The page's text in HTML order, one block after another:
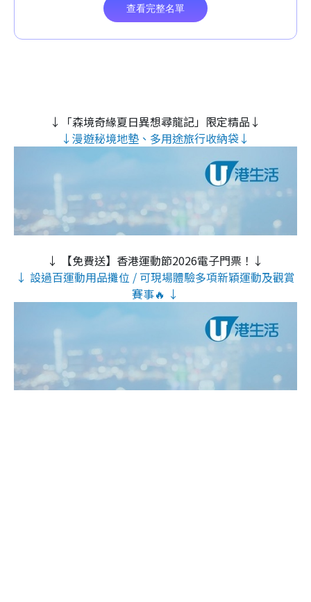
↓「森境奇緣夏日異想尋龍記」限定精品↓
↓漫遊秘境地墊、多用途旅行收納袋↓
↓ 【免費送】香港運動節2026電子門票！↓
↓ 設過百運動用品攤位 / 可現場體驗多項新穎運動及觀賞
賽事🔥 ↓